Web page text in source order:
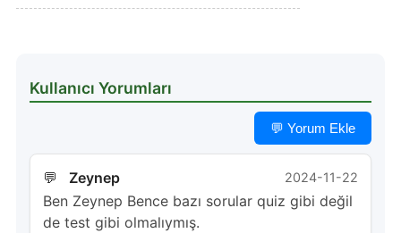
Kullanıcı Yorumları
💬 Yorum Ekle
Zeynep 2024-11-22
Ben Zeynep Bence bazı sorular quiz gibi değil
de test gibi olmalıymış.